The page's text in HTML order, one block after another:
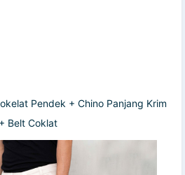
Pendek + Chino Panjang Krim
+ Belt Coklat